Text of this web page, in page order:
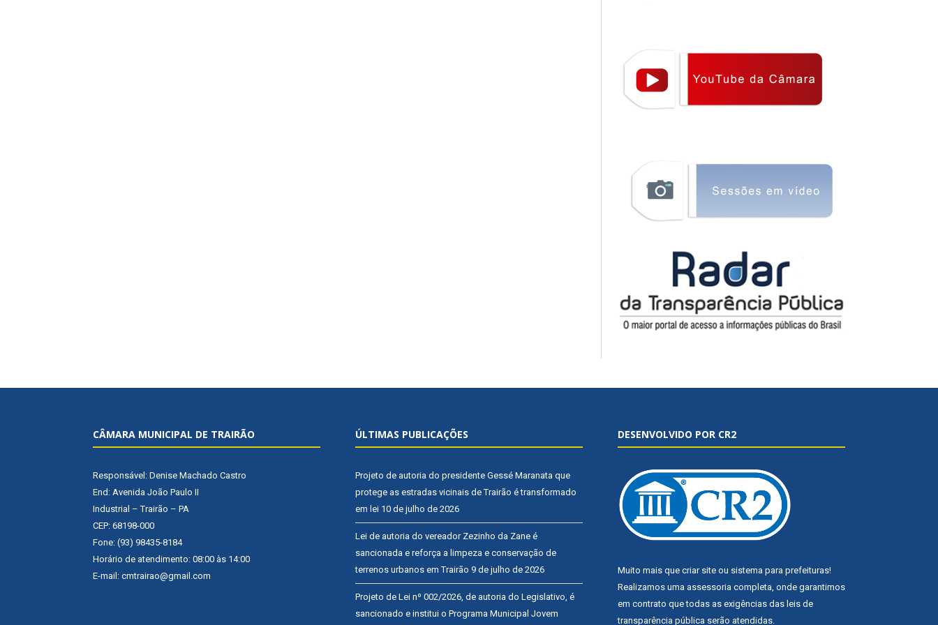
CÂMARA MUNICIPAL DE TRAIRÃO
Responsável: Denise Machado Castro
End: Avenida João Paulo II
Industrial – Trairão – PA
CEP: 68198-000
Fone: (93) 98435-8184
Horário de atendimento: 08:00 às 14:00
E-mail: cmtrairao@gmail.com
ÚLTIMAS PUBLICAÇÕES
Projeto de autoria do presidente Gessé Maranata que
protege as estradas vicinais de Trairão é transformado
em lei 10 de julho de 2026
Lei de autoria do vereador Zezinho da Zane é
sancionada e reforça a limpeza e conservação de
terrenos urbanos em Trairão 9 de julho de 2026
Projeto de Lei nº 002/2026, de autoria do Legislativo, é
sancionado e institui o Programa Municipal Jovem
DESENVOLVIDO POR CR2
Muito mais que criar site ou sistema para prefeituras!
Realizamos uma assessoria completa, onde garantimos
em contrato que todas as exigências das leis de
transparência pública serão atendidas.